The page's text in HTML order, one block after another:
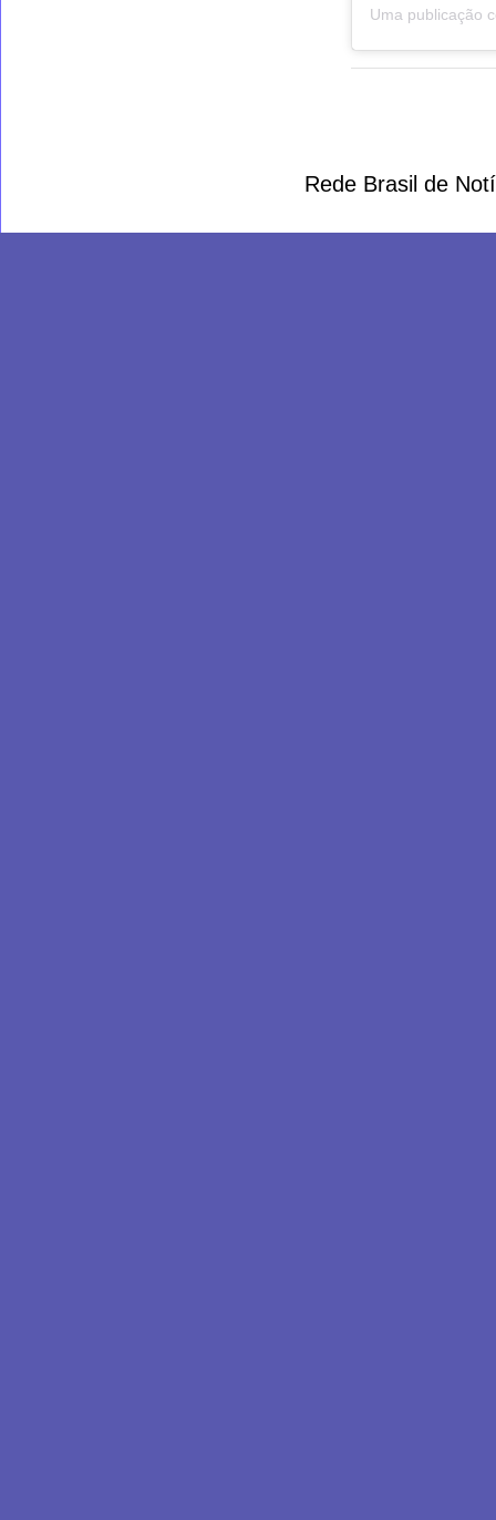
Rede Brasil de